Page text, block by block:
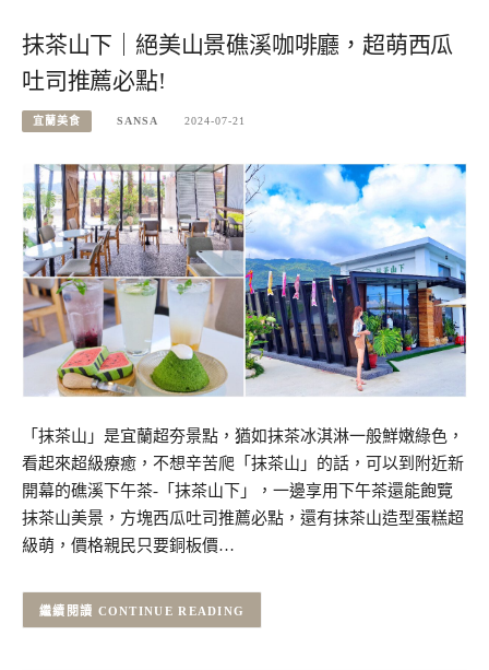
抹茶山下｜絕美山景礁溪咖啡廳，超萌西瓜
吐司推薦必點!
宜蘭美食 SANSA 2024-07-21
「抹茶山」是宜蘭超夯景點，猶如抹茶冰淇淋一般鮮嫩綠色，
看起來超級療癒，不想辛苦爬「抹茶山」的話，可以到附近新
開幕的礁溪下午茶-「抹茶山下」，一邊享用下午茶還能飽覽
抹茶山美景，方塊西瓜吐司推薦必點，還有抹茶山造型蛋糕超
級萌，價格親民只要銅板價…
CONTINUE READING